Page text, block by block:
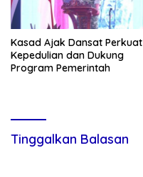
Kasad Ajak Dansat Perkuat
Kepedulian dan Dukung
Program Pemerintah
Tinggalkan Balasan